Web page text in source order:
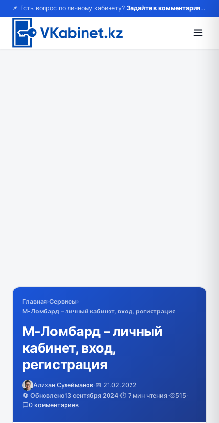
📌 Есть вопрос по личному кабинету? Задайте в комментариях — ответим!
Главная›Сервисы›
М-Ломбард – личный кабинет, вход, регистрация
М-Ломбард – личный
кабинет, вход,
регистрация
Алихан Сулейманов·📅 21.02.2022
🔄 Обновлено13 сентября 2024·⏱️ 7 мин чтения· 515·
0 комментариев